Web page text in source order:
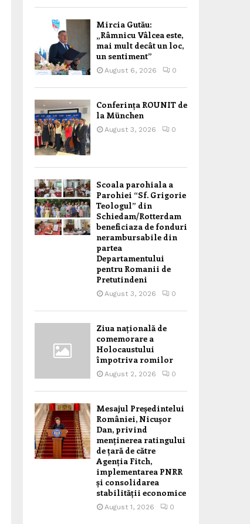
Mircia Gutău:
„Râmnicu Vâlcea este,
mai mult decât un loc,
un sentiment”
August 6, 2026 0
Conferința ROUNIT de
la München
August 3, 2026 0
Scoala parohiala a
Parohiei “Sf. Grigorie
Teologul” din
Schiedam/Rotterdam
beneficiaza de fonduri
nerambursabile din
partea
Departamentului
pentru Romanii de
Pretutindeni
August 3, 2026 0
Ziua națională de
comemorare a
Holocaustului
împotriva romilor
August 2, 2026 0
Mesajul Președintelui
României, Nicușor
Dan, privind
menținerea ratingului
de țară de către
Agenția Fitch,
implementarea PNRR
și consolidarea
stabilității economice
August 1, 2026 0